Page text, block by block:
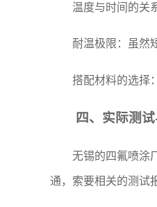
温度与时间的关
耐温极限：虽然
搭配材料的选择
四、实际测
无锡的四氟喷涂
通，索要相关的测试